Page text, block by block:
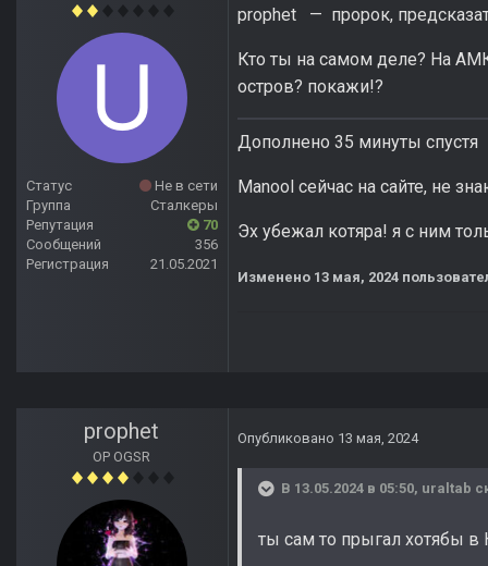
Статус
Не в сети
Группа
Сталкеры
Репутация
70
Сообщений
356
Регистрация
21.05.2021
prophet — пророк,
Кто ты на самом деле? На
остров? покажи!?
Дополнено 35 минуты спустя
Manool сейчас на сайте, не
Эх убежал котяра! я с ним
Изменено 13 мая, 2024
prophet
OP OGSR
Опубликовано 13 мая, 2024
В 13.05.2024 в 05:50, uraltab
ты сам то прыгал хотябы в